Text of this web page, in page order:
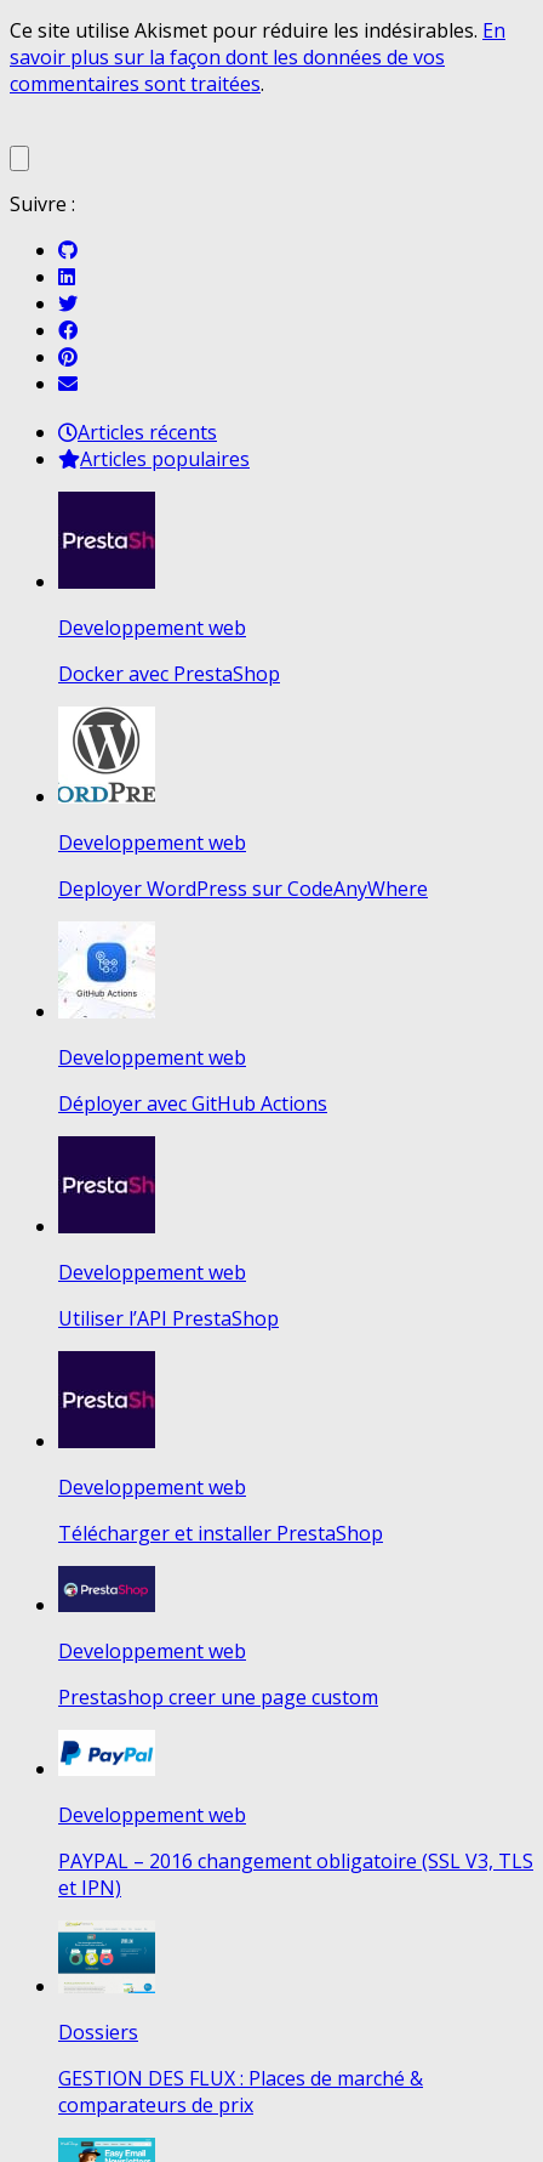
Ce site utilise Akismet pour réduire les indésirables. En
savoir plus sur la façon dont les données de vos
commentaires sont traitées.
Suivre :
Articles récents
Articles populaires
Developpement web
Docker avec PrestaShop
Developpement web
Deployer WordPress sur CodeAnyWhere
Developpement web
Déployer avec GitHub Actions
Developpement web
Utiliser l’API PrestaShop
Developpement web
Télécharger et installer PrestaShop
Developpement web
Prestashop creer une page custom
Developpement web
PAYPAL – 2016 changement obligatoire (SSL V3, TLS
et IPN)
Dossiers
GESTION DES FLUX : Places de marché &
comparateurs de prix